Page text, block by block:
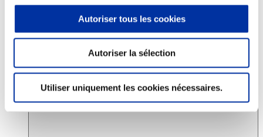
Autoriser tous les cookies
Autoriser la sélection
Utiliser uniquement les cookies nécessaires.
Viandes et santé
Juste rémunération et attractivité des métiers
Sources d’information
Accords